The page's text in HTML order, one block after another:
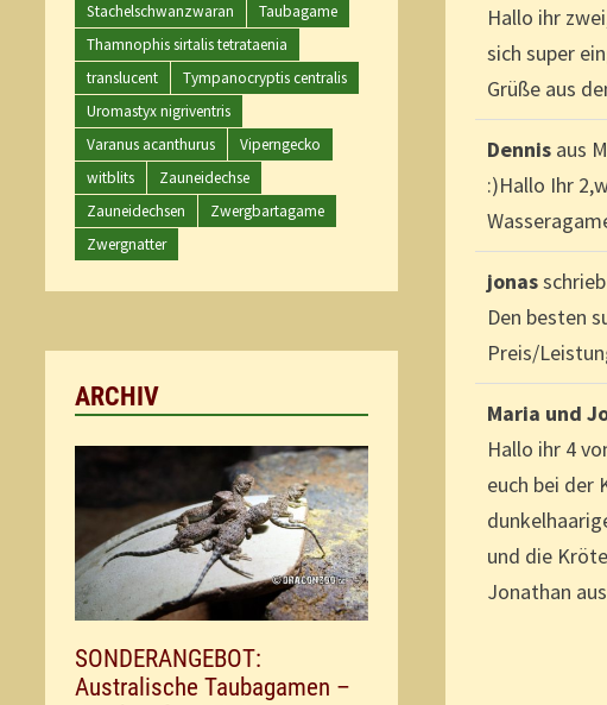
Hallo ihr
sich super
Grüße aus
Dennis aus
:)Hallo Ihr
jonas
Den besten
Preis/
Maria und
Hallo ihr 4
euch bei der
und die
Jonathan
Stachelschwanzwaran
Taubagame
Thamnophis sirtalis tetrataenia
translucent
Tympanocryptis centralis
Uromastyx nigriventris
Varanus acanthurus
Viperngecko
witblits
Zauneidechse
Zauneidechsen
Zwergbartagame
Zwergnatter
ARCHIV
SONDERANGEBOT:
Australische Taubagamen –